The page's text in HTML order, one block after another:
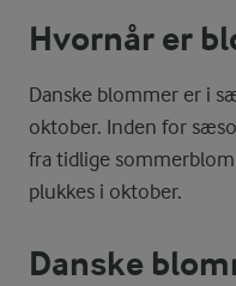
Hvornår er
Danske blommer er i
oktober. Inden for
fra tidlige
plukkes i oktober.
Danske